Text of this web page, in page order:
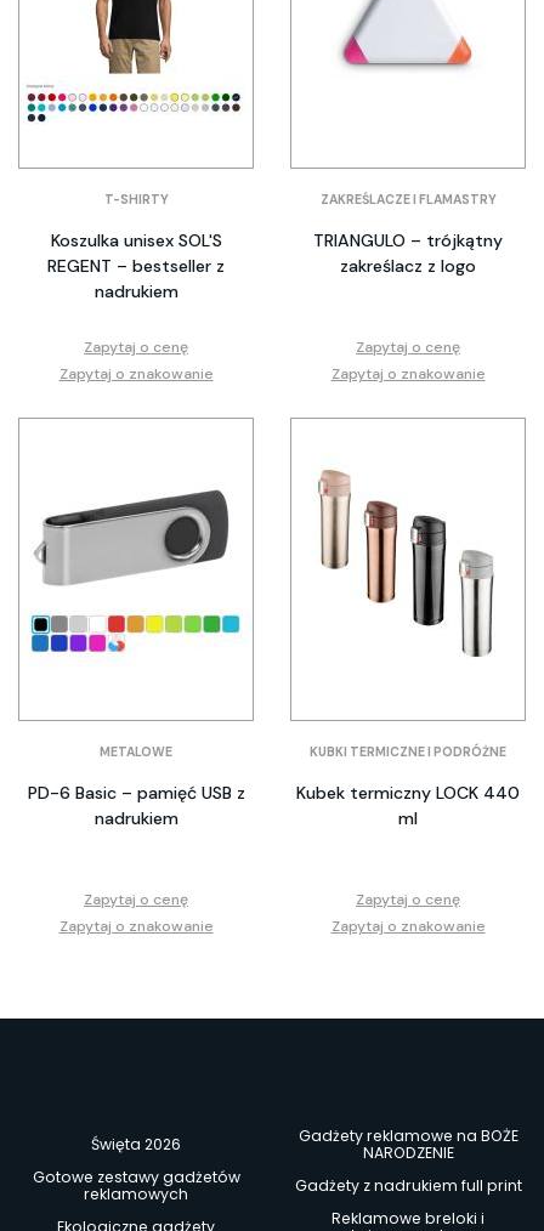
T-SHIRTY
Koszulka unisex SOL'S
REGENT – bestseller z
nadrukiem
Zapytaj o cenę
Zapytaj o znakowanie
ZAKREŚLACZE I FLAMASTRY
TRIANGULO – trójkątny
zakreślacz z logo
Zapytaj o cenę
Zapytaj o znakowanie
METALOWE
PD-6 Basic – pamięć USB z
nadrukiem
Zapytaj o cenę
Zapytaj o znakowanie
KUBKI TERMICZNE I PODRÓŻNE
Kubek termiczny LOCK 440
ml
Zapytaj o cenę
Zapytaj o znakowanie
Święta 2026
Gadżety reklamowe na BOŻE
NARODZENIE
Gotowe zestawy gadżetów
reklamowych
Gadżety z nadrukiem full print
Reklamowe breloki i